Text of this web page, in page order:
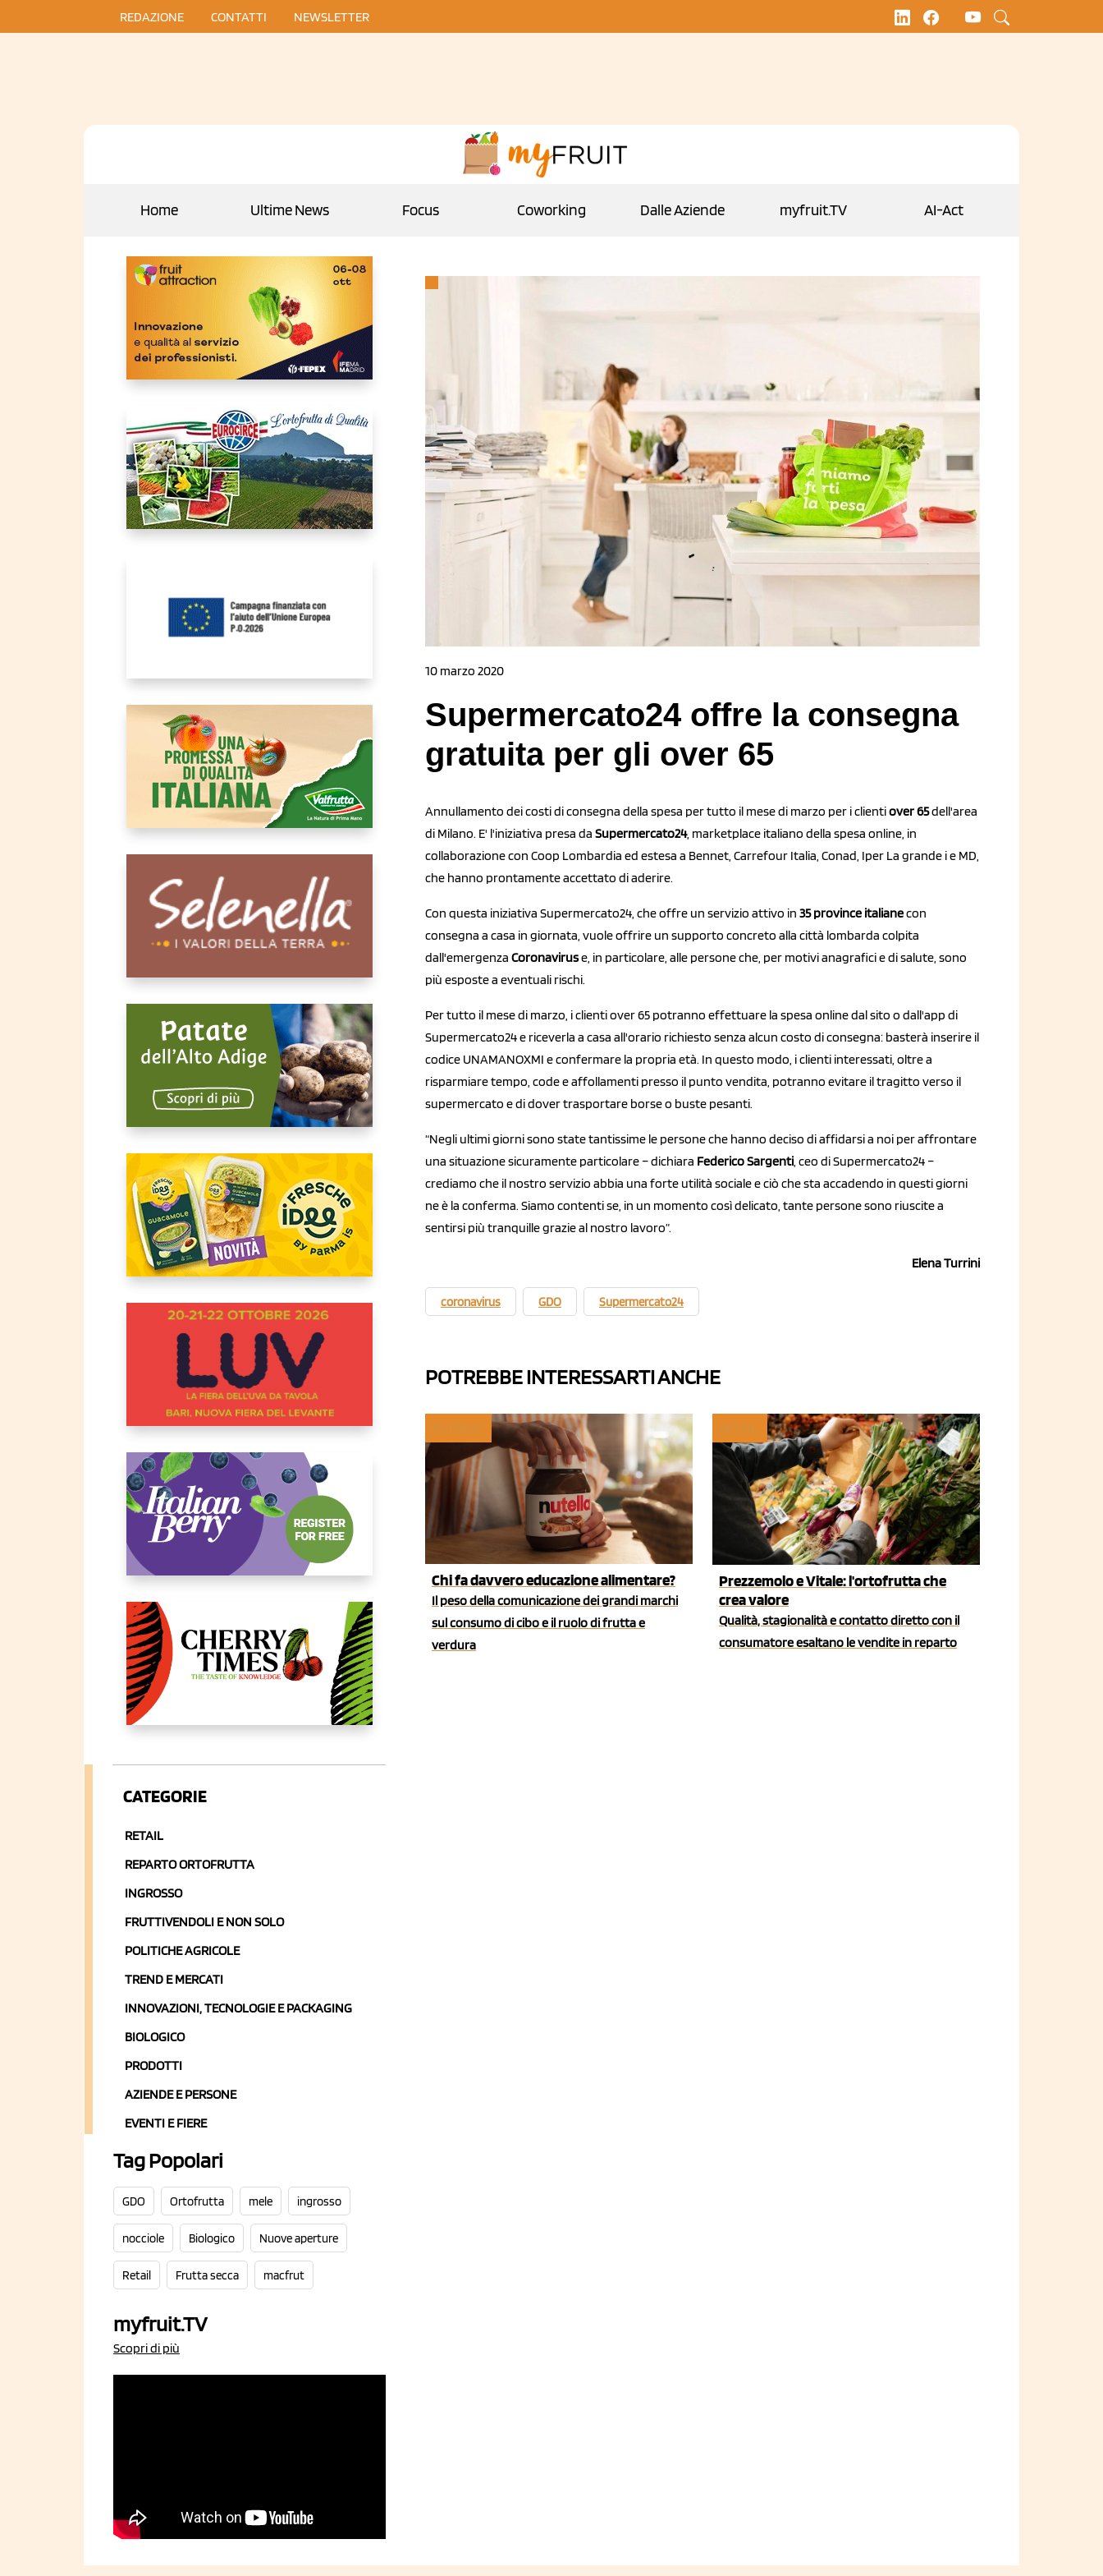
REDAZIONE CONTATTI NEWSLETTER
Home Ultime News Focus Coworking Dalle Aziende myfruit.TV AI-Act
CATEGORIE
RETAIL
REPARTO ORTOFRUTTA
INGROSSO
FRUTTIVENDOLI E NON SOLO
POLITICHE AGRICOLE
TREND E MERCATI
INNOVAZIONI, TECNOLOGIE E PACKAGING
BIOLOGICO
PRODOTTI
AZIENDE E PERSONE
EVENTI E FIERE
Tag Popolari
GDO Ortofrutta mele ingrosso
nocciole Biologico Nuove aperture
Retail Frutta secca macfrut
myfruit.TV
Scopri di più
10 marzo 2020
Supermercato24 offre la consegna
gratuita per gli over 65
Annullamento dei costi di consegna della spesa per tutto il mese di marzo per i clientiover 65dell'area
di Milano. E' l'iniziativa presa da Supermercato24, marketplace italiano della spesa online, in
collaborazione con Coop Lombardia ed estesa a Bennet, Carrefour Italia, Conad, Iper La grande i e MD,
che hanno prontamente accettato di aderire.
Con questa iniziativa Supermercato24, che offre un servizio attivo in 35 province italianecon
consegna a casa in giornata, vuole offrire un supporto concreto alla città lombarda colpita
dall'emergenza Coronaviruse, in particolare, alle persone che, per motivi anagrafici e di salute, sono
più esposte a eventuali rischi.
Per tutto il mese di marzo, i clienti over 65 potranno effettuare la spesa online dal sito o dall'app di
Supermercato24 e riceverla a casa all'orario richiesto senza alcun costo di consegna: basterà inserire il
codice UNAMANOXMI e confermare la propria età. In questo modo, i clienti interessati, oltre a
risparmiare tempo, code e affollamenti presso il punto vendita, potranno evitare il tragitto verso il
supermercato e di dover trasportare borse o buste pesanti.
“Negli ultimi giorni sono state tantissime le persone che hanno deciso di affidarsi a noi per affrontare
una situazione sicuramente particolare – dichiara Federico Sargenti , ceo di Supermercato24 –
crediamo che il nostro servizio abbia una forte utilità sociale e ciò che sta accadendo in questi giorni
ne è la conferma. Siamo contenti se, in un momento così delicato, tante persone sono riuscite a
sentirsi più tranquille grazie al nostro lavoro”.
Elena Turrini
coronavirus GDO Supermercato24
POTREBBE INTERESSARTI ANCHE
Chi fa davvero educazione alimentare?
Il peso della comunicazione dei grandi marchi
sul consumo di cibo e il ruolo di frutta e
verdura
Prezzemolo e Vitale: l'ortofrutta che
crea valore
Qualità, stagionalità e contatto diretto con il
consumatore esaltano le vendite in reparto